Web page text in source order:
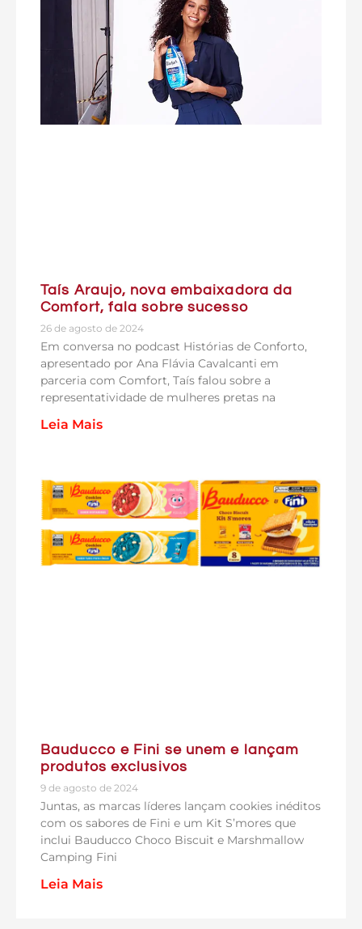
Taís Araujo, nova embaixadora da
Comfort, fala sobre sucesso
26 de agosto de 2024
Em conversa no podcast Histórias de Conforto,
apresentado por Ana Flávia Cavalcanti em
parceria com Comfort, Taís falou sobre a
representatividade de mulheres pretas na
Leia Mais
Bauducco e Fini se unem e lançam
produtos exclusivos
9 de agosto de 2024
Juntas, as marcas líderes lançam cookies inéditos
com os sabores de Fini e um Kit S’mores que
inclui Bauducco Choco Biscuit e Marshmallow
Camping Fini
Leia Mais